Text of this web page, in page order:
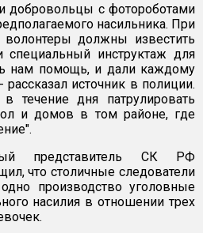
добровольцы с фотороботами
насильника. При
должны известить
инструктаж для
нам помощь, и дали каждому
рассказал источник в полиции.
течение дня патрулировать
и домов в том районе, где
представитель СК РФ
что столичные следователи
производство уголовные
насилия в отношении трех